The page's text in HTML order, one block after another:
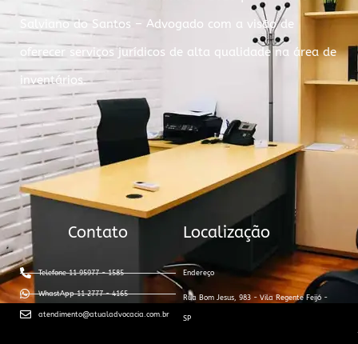
Salviano do Santos – Advogado com a visão de
oferecer serviços jurídicos de alta qualidade na área de
inventários.
Contato
Telefone 11 95977 - 1585
WhastApp 11 2777 - 4165
atendimento@atualadvocacia.com.br
Localização
Endereço
Rua Bom Jesus, 983 - Vila Regente Feijó -
SP